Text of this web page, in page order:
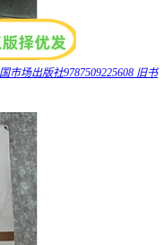
市场出版社9787509225608 旧书